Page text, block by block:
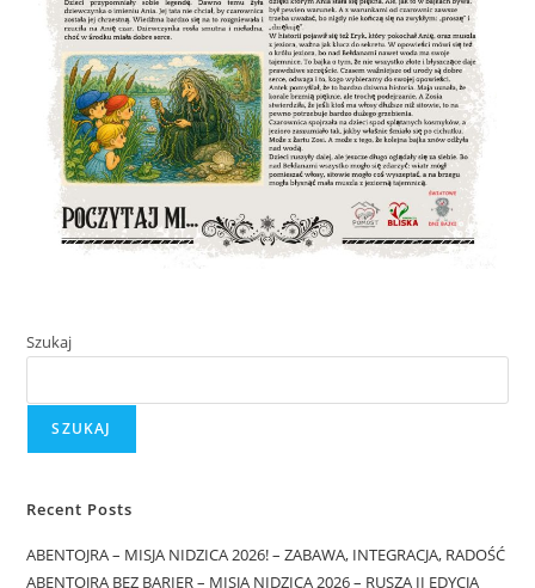
Szukaj
SZUKAJ
Recent Posts
ABENTOJRA – MISJA NIDZICA 2026! – ZABAWA, INTEGRACJA, RADOŚĆ
ABENTOJRA BEZ BARIER – MISJA NIDZICA 2026 – RUSZA II EDYCJA